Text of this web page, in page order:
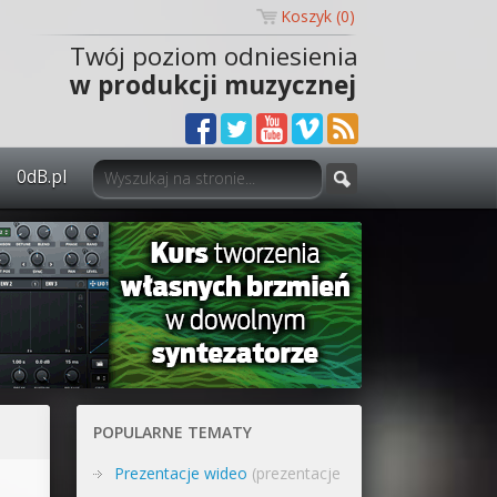
Koszyk (0)
Twój poziom odniesienia
w produkcji muzycznej
0dB.pl
0dB.pl - informacje
Newsletter
Materiały dla mediów
Archiwum aktualności
POPULARNE TEMATY
Prezentacje wideo (prezentacje